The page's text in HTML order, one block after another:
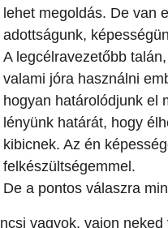
lehet megoldás. De van
adottságunk,
A legcélravezetőbb
valami jóra használni
hogyan határolódjunk el
lényünk határát, hogy
kibicnek. Az én
felkészültségemmel.
De a pontos válaszra
vagyok, vajon